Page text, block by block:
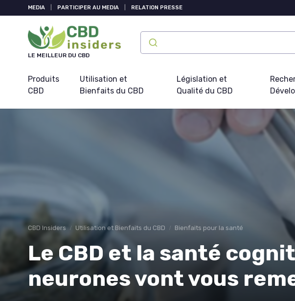
MEDIA PARTICIPER AU MEDIA RELATION PRESSE
LE MEILLEUR DU CBD
Produits
CBD
Utilisation et
Bienfaits du CBD
Législation et
Qualité du CBD
CBD Insiders Utilisation et Bienfaits du CBD Bienfaits pour la santé
Le CBD et la santé
neurones vont vous
Panneau de gestion des cookies